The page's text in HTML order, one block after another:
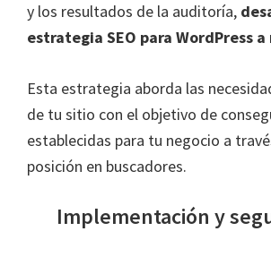
y los resultados de la auditoría,
estrategia SEO para WordPress
Esta estrategia aborda las
de tu sitio con el objetivo de
establecidas para tu negocio a
posición en buscadores.
Implementación y